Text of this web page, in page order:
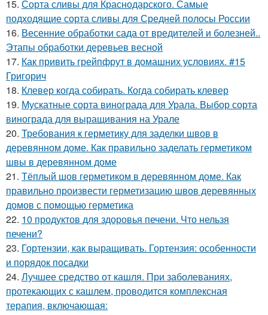
15. Сорта сливы для Краснодарского. Самые
подходящие сорта сливы для Средней полосы России
16. Весенние обработки сада от вредителей и болезней..
Этапы обработки деревьев весной
17. Как привить грейпфрут в домашних условиях. #15
Григорич
18. Клевер когда собирать. Когда собирать клевер
19. Мускатные сорта винограда для Урала. Выбор сорта
винограда для выращивания на Урале
20. Требования к герметику для заделки швов в
деревянном доме. Как правильно заделать герметиком
швы в деревянном доме
21. Тёплый шов герметиком в деревянном доме. Как
правильно произвести герметизацию швов деревянных
домов с помощью герметика
22. 10 продуктов для здоровья печени. Что нельзя
печени?
23. Гортензии, как выращивать. Гортензия: особенности
и порядок посадки
24. Лучшее средство от кашля. При заболеваниях,
протекающих с кашлем, проводится комплексная
терапия, включающая: